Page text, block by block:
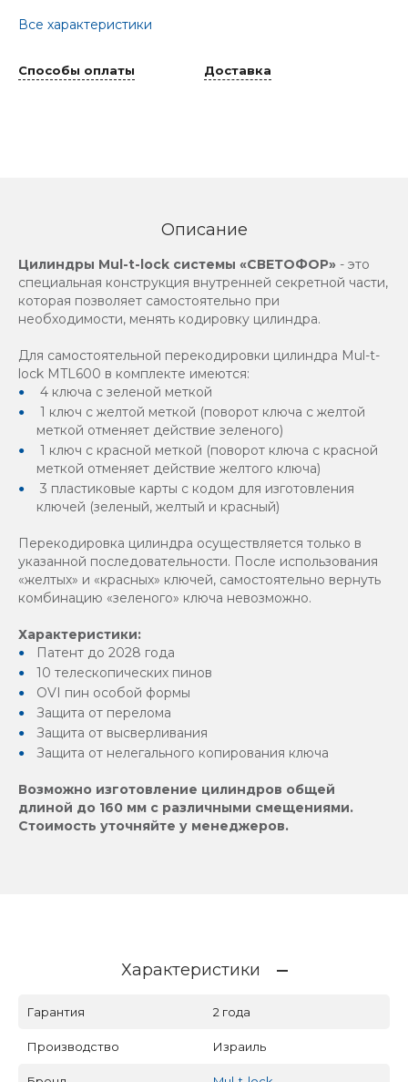
Все характеристики
Способы оплаты Доставка
Описание
Цилиндры Mul-t-lock системы «СВЕТОФОР» - это
специальная конструкция внутренней секретной части,
которая позволяет самостоятельно при
необходимости, менять кодировку цилиндра.
Для самостоятельной перекодировки цилиндра Mul-t-
lock MTL600 в комплекте имеются:
4 ключа с зеленой меткой
1 ключ с желтой меткой (поворот ключа с желтой
меткой отменяет действие зеленого)
1 ключ с красной меткой (поворот ключа с красной
меткой отменяет действие желтого ключа)
3 пластиковые карты с кодом для изготовления
ключей (зеленый, желтый и красный)
Перекодировка цилиндра осуществляется только в
указанной последовательности. После использования
«желтых» и «красных» ключей, самостоятельно вернуть
комбинацию «зеленого» ключа невозможно.
Характеристики:
Патент до 2028 года
10 телескопических пинов
OVI пин особой формы
Защита от перелома
Защита от высверливания
Защита от нелегального копирования ключа
Возможно изготовление цилиндров общей
длиной до 160 мм с различными смещениями.
Стоимость уточняйте у менеджеров.
Характеристики
Гарантия 2 года
Производство Израиль